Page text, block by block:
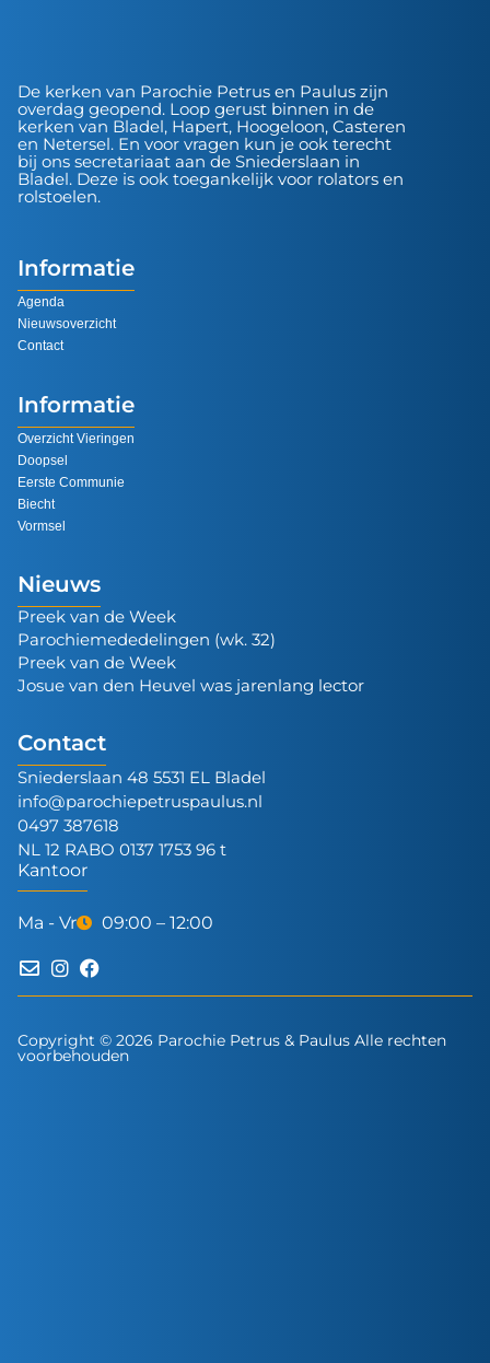
De kerken van Parochie Petrus en Paulus zijn
overdag geopend. Loop gerust binnen in de
kerken van Bladel, Hapert, Hoogeloon, Casteren
en Netersel. En voor vragen kun je ook terecht
bij ons secretariaat aan de Sniederslaan in
Bladel. Deze is ook toegankelijk voor rolators en
rolstoelen.
Informatie
Agenda
Nieuwsoverzicht
Contact
Informatie
Overzicht Vieringen
Doopsel
Eerste Communie
Biecht
Vormsel
Nieuws
Preek van de Week
Parochiemededelingen (wk. 32)
Preek van de Week
Josue van den Heuvel was jarenlang lector
Contact
Sniederslaan 48 5531 EL Bladel
info@parochiepetruspaulus.nl
0497 387618
NL 12 RABO 0137 1753 96 t
Kantoor
Ma - Vr 09:00 – 12:00
Copyright © 2026 Parochie Petrus & Paulus Alle rechten
voorbehouden